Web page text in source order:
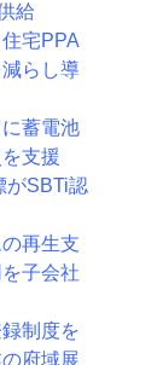
給
宅PPA
らし導
蓄電池
支援
がSBTi認
再生支
子会社
制度を
府域展